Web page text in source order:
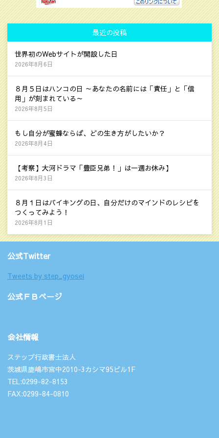
最近の投稿
世界初のWebサイトが開設した日
2026年8月6日
８月５日はハンコの日 ～あなたの名前には「責任」と「信
用」が刻まれている～
2026年8月5日
もし自分が蜜蜂ならば、どの生き方がしたいか？
2026年8月4日
【考察】大河ドラマ「豊臣兄弟！」は一週お休み】
2026年8月3日
８月１日はバイキングの日、自分だけのマインドのレシピを
つくってみよう！
2026年8月1日
公式Twitter
Tweets by step_gyosei
公式ＦＢページ
会社情報
ステップ行政書士法人
茨城県鹿嶋市宮中2010-3カシマ95ビル1F
TEL:0299-82-8153
FAX:0299-84-0810